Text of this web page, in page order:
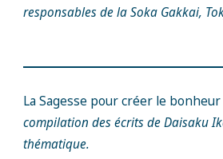
responsables de la Soka Gakkai,
La Sagesse pour créer le
compilation des écrits de Daisaku
thématique.